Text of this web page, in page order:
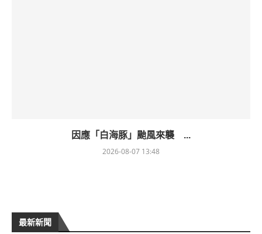
因應「白海豚」颱風來襲 ...
2026-08-07 13:48
最新新聞